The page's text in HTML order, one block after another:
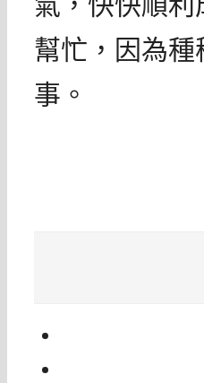
幫忙，因為
事。